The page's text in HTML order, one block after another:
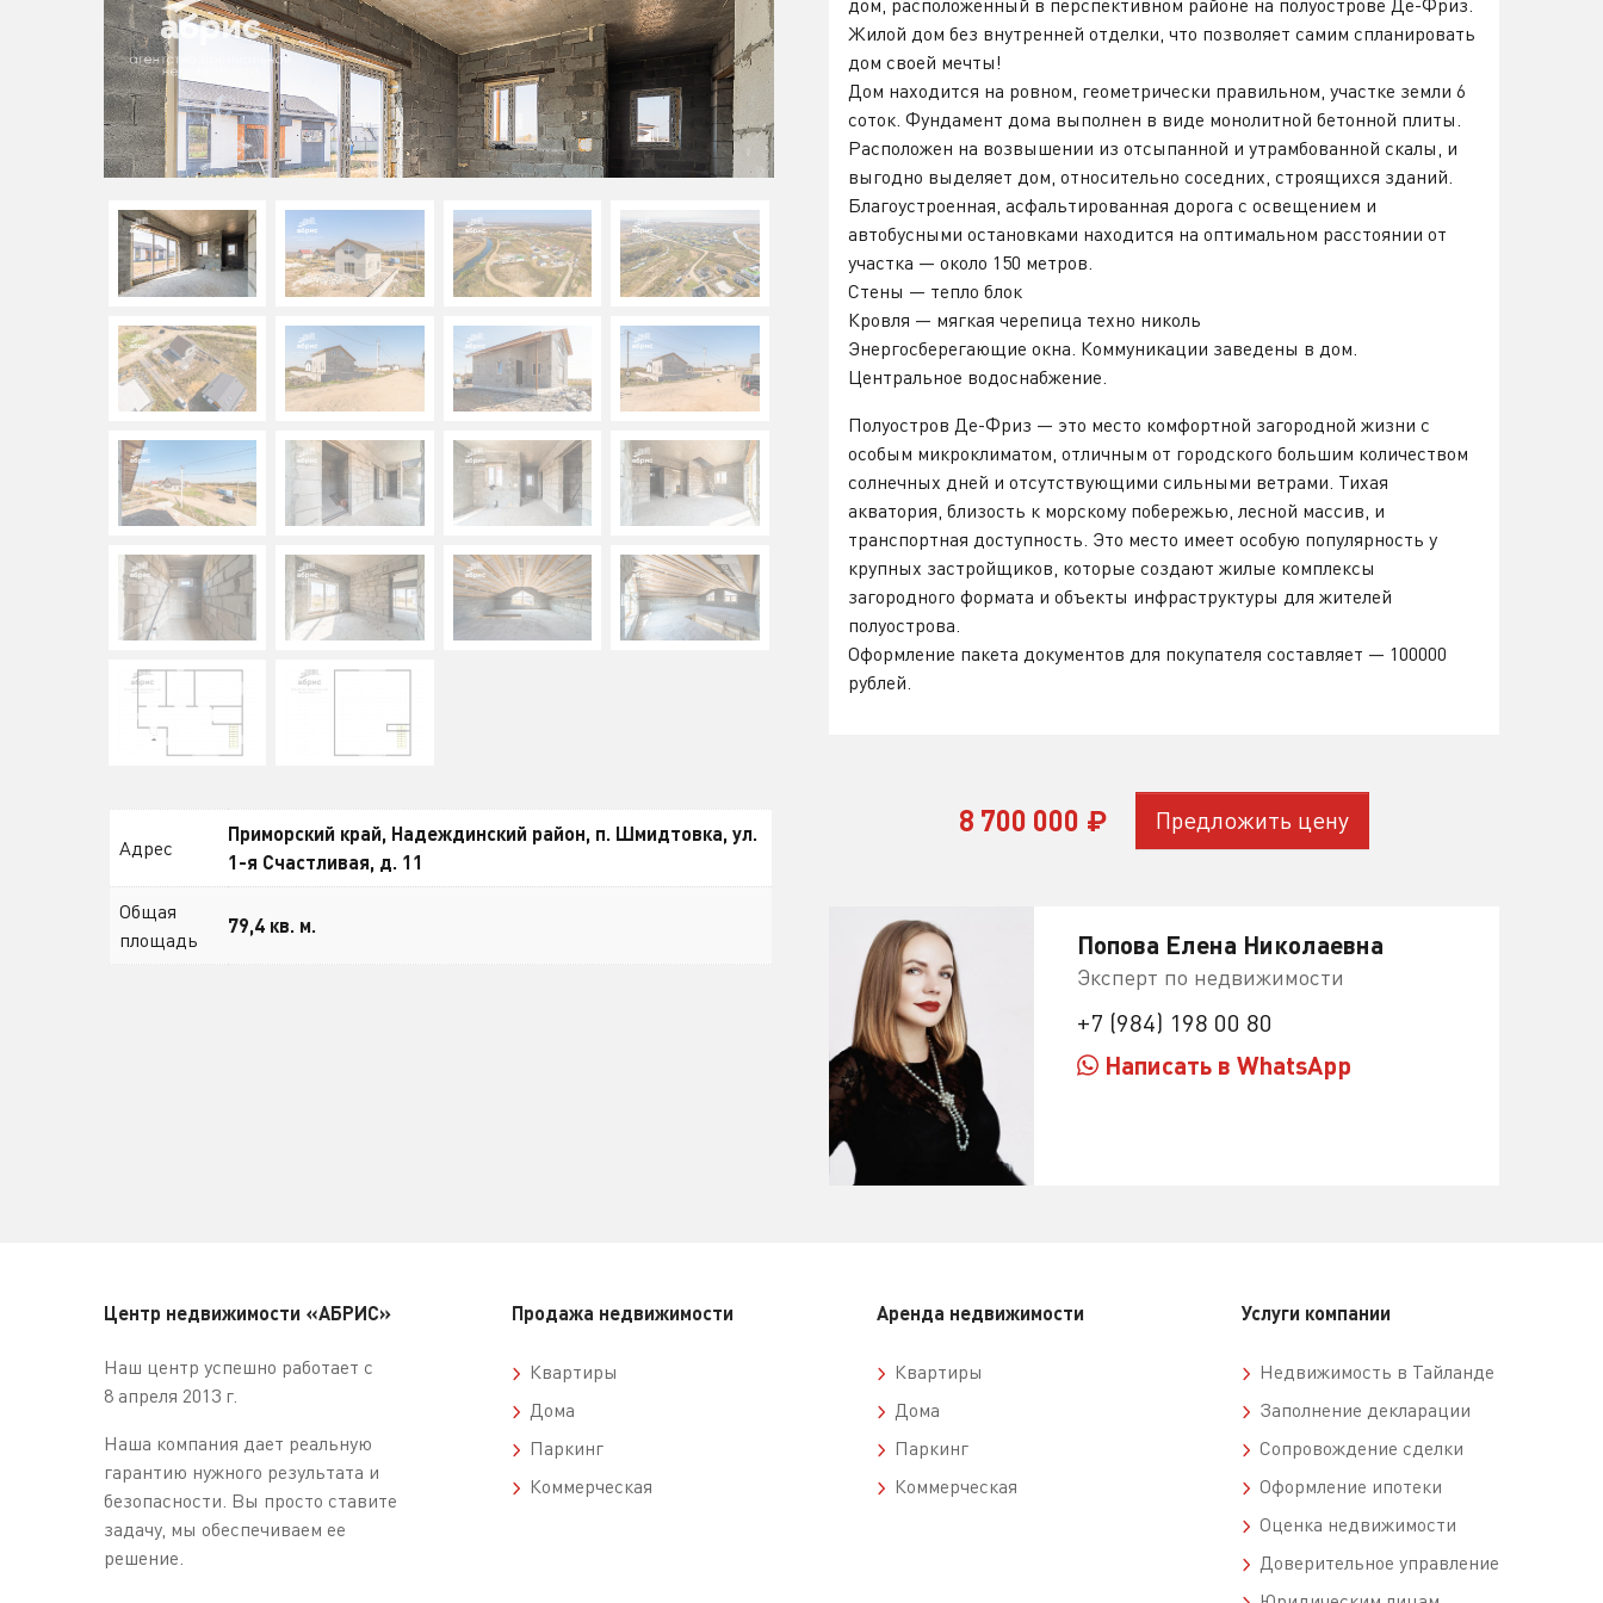
Адрес
Приморский край, Надеждинский район, п. Шмидтовка, ул.
1-я Счастливая, д. 11
Общая
площадь
79,4 кв. м.
Жилой дом без внутренней отделки, что позволяет самим спланировать
дом своей мечты!
Дом находится на ровном, геометрически правильном, участке земли 6
соток. Фундамент дома выполнен в виде монолитной бетонной плиты.
Расположен на возвышении из отсыпанной и утрамбованной скалы, и
выгодно выделяет дом, относительно соседних, строящихся зданий.
Благоустроенная, асфальтированная дорога с освещением и
автобусными остановками находится на оптимальном расстоянии от
участка — около 150 метров.
Стены — тепло блок
Кровля — мягкая черепица техно николь
Энергосберегающие окна. Коммуникации заведены в дом.
Центральное водоснабжение.
Полуостров Де-Фриз — это место комфортной загородной жизни с
особым микроклиматом, отличным от городского большим количеством
солнечных дней и отсутствующими сильными ветрами. Тихая
акватория, близость к морскому побережью, лесной массив, и
транспортная доступность. Это место имеет особую популярность у
крупных застройщиков, которые создают жилые комплексы
загородного формата и объекты инфраструктуры для жителей
полуострова.
Оформление пакета документов для покупателя составляет — 100000
рублей.
8 700 000 ₽ Предложить цену
Попова Елена Николаевна
Эксперт по недвижимости
+7 (984) 198 00 80
Написать в WhatsApp
Центр недвижимости «АБРИС»
Наш центр успешно работает с
8 апреля 2013 г.
Наша компания дает реальную
гарантию нужного результата и
безопасности. Вы просто ставите
задачу, мы обеспечиваем ее
решение.
Продажа недвижимости
Квартиры
Дома
Паркинг
Коммерческая
Аренда недвижимости
Квартиры
Дома
Паркинг
Коммерческая
Услуги компании
Недвижимость в Тайланде
Заполнение декларации
Сопровождение сделки
Оформление ипотеки
Оценка недвижимости
Доверительное управление